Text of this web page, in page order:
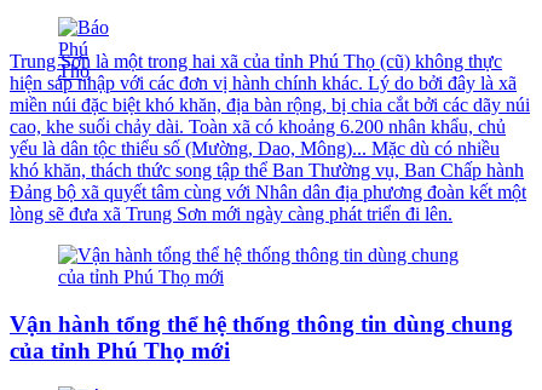
Trung Sơn là một trong hai xã của tỉnh Phú Thọ (cũ) không thực
hiện sáp nhập với các đơn vị hành chính khác. Lý do bởi đây là xã
miền núi đặc biệt khó khăn, địa bàn rộng, bị chia cắt bởi các dãy núi
cao, khe suối chảy dài. Toàn xã có khoảng 6.200 nhân khẩu, chủ
yếu là dân tộc thiểu số (Mường, Dao, Mông)... Mặc dù có nhiều
khó khăn, thách thức song tập thể Ban Thường vụ, Ban Chấp hành
Đảng bộ xã quyết tâm cùng với Nhân dân địa phương đoàn kết một
lòng sẽ đưa xã Trung Sơn mới ngày càng phát triển đi lên.
Vận hành tổng thể hệ thống thông tin dùng chung
của tỉnh Phú Thọ mới